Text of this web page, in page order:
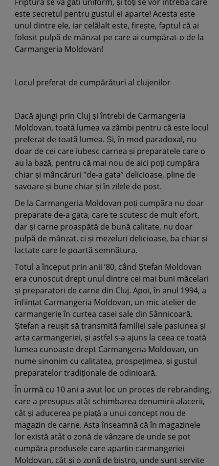
este secretul pentru gustul ei aparte! Acesta este
unul dintre ele, iar celălalt este, firește, faptul că ai
folosit pulpă de mânzat pe care ai cumpărat-o de la
Carmangeria Moldovan!
Locul preferat de cumpărături al clujenilor
Dacă ajungi prin Cluj și întrebi de Carmangeria
Moldovan, toată lumea va zâmbi pentru că este locul
preferat de toată lumea. Și, în mod paradoxal, nu
doar de cei care iubesc carnea și preparatele care o
au la bază, pentru că mai nou de aici poți cumpăra
chiar și mâncăruri ”de-a gata” delicioase, pline de
savoare și bune chiar și în zilele de post.
De la Carmangeria Moldovan poți cumpăra nu doar
preparate de-a gata, care te scutesc de mult efort,
dar și carne proaspătă de bună calitate, nu doar
pulpă de mânzat, ci și mezeluri delicioase, ba chiar și
lactate care le poartă semnătura.
Totul a început prin anii ’80, când Ștefan Moldovan
era cunoscut drept unul dintre cei mai buni măcelari
și preparatori de carne din Cluj. Apoi, în anul 1994, a
înființat Carmangeria Moldovan, un mic atelier de
carmangerie în curtea casei sale din Sânnicoară.
Ștefan a reușit să transmită familiei sale pasiunea și
arta carmangeriei, și astfel s-a ajuns la ceea ce toată
lumea cunoaște drept Carmangeria Moldovan, un
nume sinonim cu calitatea, prospețimea, și gustul
preparatelor tradiționale de odinioară.
În urmă cu 10 ani a avut loc un proces de rebranding,
care a presupus atât schimbarea denumirii afacerii,
cât și aducerea pe piață a unui concept nou de
magazin de carne. Asta înseamnă că în magazinele
lor există atât o zonă de vânzare de unde se pot
cumpăra produsele care aparțin carmangeriei
Moldovan, cât și o zonă de bistro, unde sunt servite